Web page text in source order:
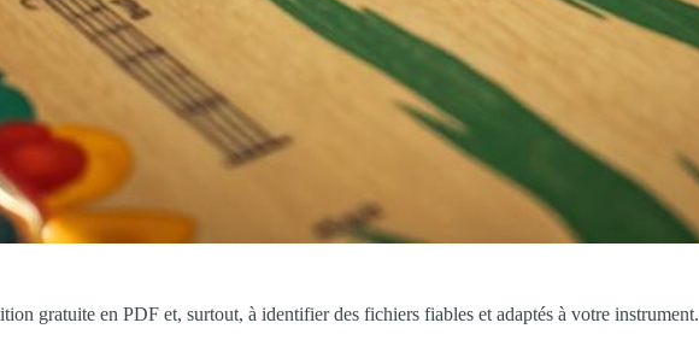
gratuite en PDF et, surtout, à identifier des fichiers fiables et adaptés à votre instrument.